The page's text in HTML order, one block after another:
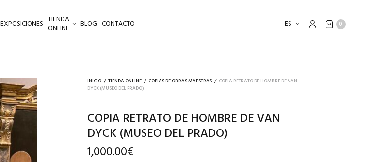
EXPOSICIONES TIENDA
ONLINE BLOG CONTACTO ES 0
INICIO / TIENDA ONLINE / COPIAS DE OBRAS MAESTRAS / COPIA RETRATO DE HOMBRE DE VAN
DYCK (MUSEO DEL PRADO)
COPIA RETRATO DE HOMBRE DE VAN
DYCK (MUSEO DEL PRADO)
1,000.00€